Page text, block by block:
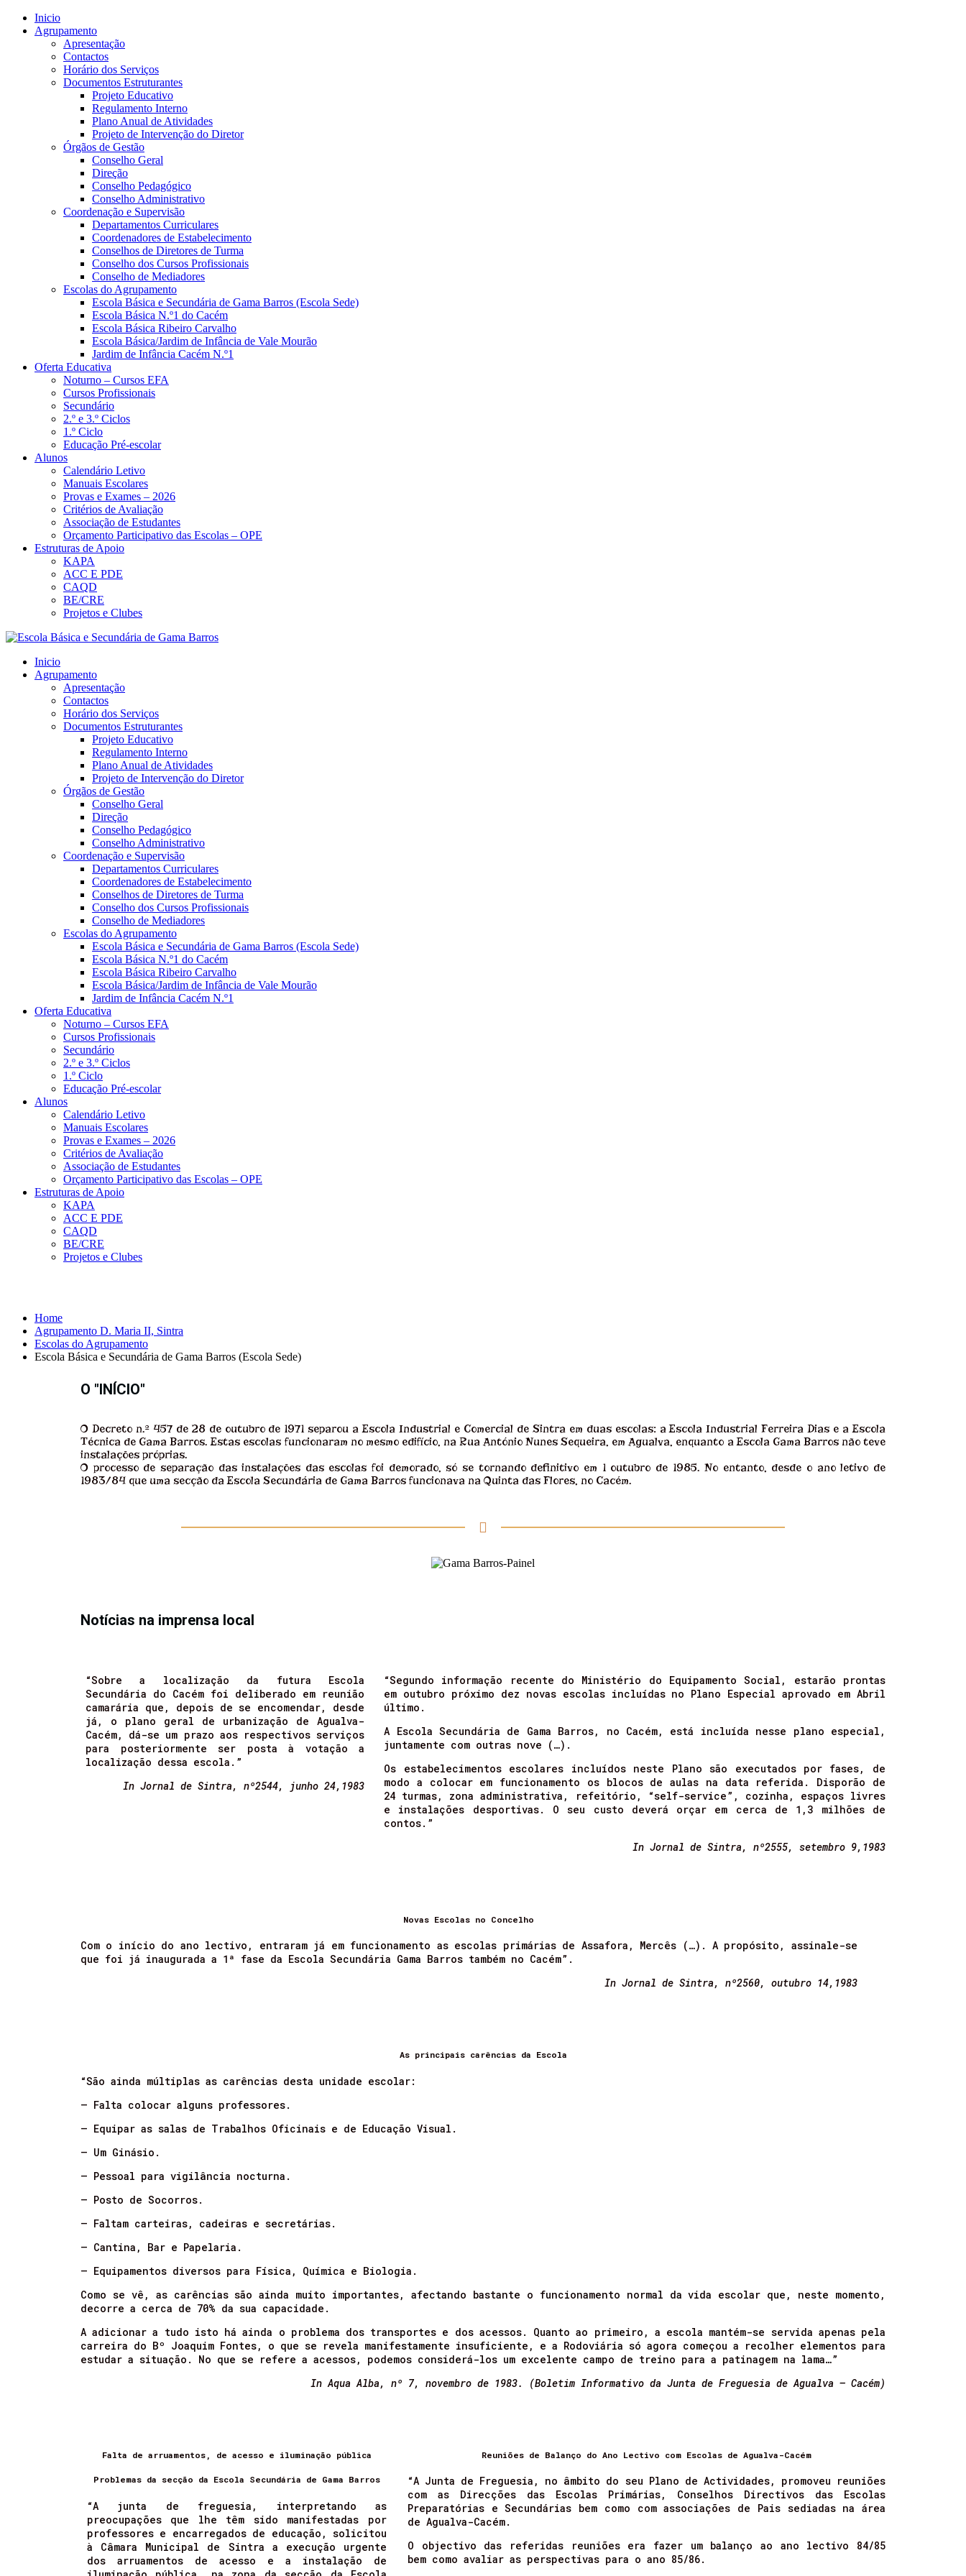
Inicio
Agrupamento
Apresentação
Contactos
Horário dos Serviços
Documentos Estruturantes
Projeto Educativo
Regulamento Interno
Plano Anual de Atividades
Projeto de Intervenção do Diretor
Órgãos de Gestão
Conselho Geral
Direção
Conselho Pedagógico
Conselho Administrativo
Coordenação e Supervisão
Departamentos Curriculares
Coordenadores de Estabelecimento
Conselhos de Diretores de Turma
Conselho dos Cursos Profissionais
Conselho de Mediadores
Escolas do Agrupamento
Escola Básica e Secundária de Gama Barros (Escola Sede)
Escola Básica N.º1 do Cacém
Escola Básica Ribeiro Carvalho
Escola Básica/Jardim de Infância de Vale Mourão
Jardim de Infância Cacém N.º1
Oferta Educativa
Noturno – Cursos EFA
Cursos Profissionais
Secundário
2.º e 3.º Ciclos
1.º Ciclo
Educação Pré-escolar
Alunos
Calendário Letivo
Manuais Escolares
Provas e Exames – 2026
Critérios de Avaliação
Associação de Estudantes
Orçamento Participativo das Escolas – OPE
Estruturas de Apoio
KAPA
ACC E PDE
CAQD
BE/CRE
Projetos e Clubes
Inicio
Agrupamento
Apresentação
Contactos
Horário dos Serviços
Documentos Estruturantes
Projeto Educativo
Regulamento Interno
Plano Anual de Atividades
Projeto de Intervenção do Diretor
Órgãos de Gestão
Conselho Geral
Direção
Conselho Pedagógico
Conselho Administrativo
Coordenação e Supervisão
Departamentos Curriculares
Coordenadores de Estabelecimento
Conselhos de Diretores de Turma
Conselho dos Cursos Profissionais
Conselho de Mediadores
Escolas do Agrupamento
Escola Básica e Secundária de Gama Barros (Escola Sede)
Escola Básica N.º1 do Cacém
Escola Básica Ribeiro Carvalho
Escola Básica/Jardim de Infância de Vale Mourão
Jardim de Infância Cacém N.º1
Oferta Educativa
Noturno – Cursos EFA
Cursos Profissionais
Secundário
2.º e 3.º Ciclos
1.º Ciclo
Educação Pré-escolar
Alunos
Calendário Letivo
Manuais Escolares
Provas e Exames – 2026
Critérios de Avaliação
Associação de Estudantes
Orçamento Participativo das Escolas – OPE
Estruturas de Apoio
KAPA
ACC E PDE
CAQD
BE/CRE
Projetos e Clubes
Home
Agrupamento D. Maria II, Sintra
Escolas do Agrupamento
Escola Básica e Secundária de Gama Barros (Escola Sede)
O "INÍCIO"
O Decreto n.º 457 de 28 de outubro de 1971 separou a Escola Industrial e Comercial de Sintra em duas escolas: a Escola Industrial Ferreira Dias e a Escola
Técnica de Gama Barros. Estas escolas funcionaram no mesmo edifício, na Rua António Nunes Sequeira, em Agualva, enquanto a Escola Gama Barros não teve
instalações próprias.
O processo de separação das instalações das escolas foi demorado, só se tornando definitivo em 1 outubro de 1985. No entanto, desde o ano letivo de
1983/84 que uma secção da Escola Secundária de Gama Barros funcionava na Quinta das Flores, no Cacém.
Notícias na imprensa local
“Sobre a localização da futura Escola
Secundária do Cacém foi deliberado em reunião
camarária que, depois de se encomendar, desde
já, o plano geral de urbanização de Agualva-
Cacém, dá-se um prazo aos respectivos serviços
para posteriormente ser posta à votação a
localização dessa escola.”
In Jornal de Sintra, nº2544, junho 24,1983
“Segundo informação recente do Ministério do Equipamento Social, estarão prontas
em outubro próximo dez novas escolas incluídas no Plano Especial aprovado em Abril
último.
A Escola Secundária de Gama Barros, no Cacém, está incluída nesse plano especial,
juntamente com outras nove (…).
Os estabelecimentos escolares incluídos neste Plano são executados por fases, de
modo a colocar em funcionamento os blocos de aulas na data referida. Disporão de
24 turmas, zona administrativa, refeitório, “self-service”, cozinha, espaços livres
e instalações desportivas. O seu custo deverá orçar em cerca de 1,3 milhões de
contos.”
In Jornal de Sintra, nº2555, setembro 9,1983
Novas Escolas no Concelho
Com o início do ano lectivo, entraram já em funcionamento as escolas primárias de Assafora, Mercês (…). A propósito, assinale-se
que foi já inaugurada a 1ª fase da Escola Secundária Gama Barros também no Cacém”.
In Jornal de Sintra, nº2560, outubro 14,1983
As principais carências da Escola
“São ainda múltiplas as carências desta unidade escolar:
– Falta colocar alguns professores.
– Equipar as salas de Trabalhos Oficinais e de Educação Visual.
– Um Ginásio.
– Pessoal para vigilância nocturna.
– Posto de Socorros.
– Faltam carteiras, cadeiras e secretárias.
– Cantina, Bar e Papelaria.
– Equipamentos diversos para Física, Química e Biologia.
Como se vê, as carências são ainda muito importantes, afectando bastante o funcionamento normal da vida escolar que, neste momento,
decorre a cerca de 70% da sua capacidade.
A adicionar a tudo isto há ainda o problema dos transportes e dos acessos. Quanto ao primeiro, a escola mantém-se servida apenas pela
carreira do Bº Joaquim Fontes, o que se revela manifestamente insuficiente, e a Rodoviária só agora começou a recolher elementos para
estudar a situação. No que se refere a acessos, podemos considerá-los um excelente campo de treino para a patinagem na lama…”
In Aqua Alba, nº 7, novembro de 1983. (Boletim Informativo da Junta de Freguesia de Agualva – Cacém)
Falta de arruamentos, de acesso e iluminação pública
Problemas da secção da Escola Secundária de Gama Barros
“A junta de freguesia, interpretando as
preocupações que lhe têm sido manifestadas por
professores e encarregados de educação, solicitou
à Câmara Municipal de Sintra a execução urgente
dos arruamentos de acesso e a instalação de
Reuniões de Balanço do Ano Lectivo com Escolas de Agualva-Cacém
“A Junta de Freguesia, no âmbito do seu Plano de Actividades, promoveu reuniões
com as Direcções das Escolas Primárias, Conselhos Directivos das Escolas
Preparatórias e Secundárias bem como com associações de Pais sediadas na área
de Agualva-Cacém.
O objectivo das referidas reuniões era fazer um balanço ao ano lectivo 84/85
bem como avaliar as perspectivas para o ano 85/86.